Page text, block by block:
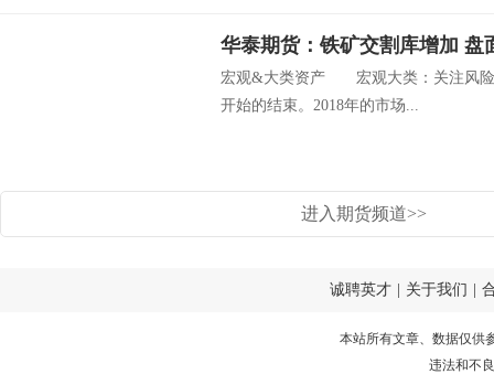
华泰期货：铁矿交割库增加 盘
宏观&大类资产 宏观大类：关注风
开始的结束。2018年的市场...
进入期货频道>>
诚聘英才 关于我们
本站所有文章、数据仅供
违法和不